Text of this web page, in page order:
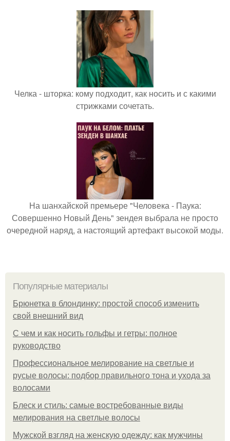
Челка - шторка: кому подходит, как носить и с какими
стрижками сочетать.
На шанхайской премьере "Человека - Паука:
Совершенно Новый День" зендея выбрала не просто
очередной наряд, а настоящий артефакт высокой моды.
Популярные материалы
Брюнетка в блондинку: простой способ изменить
свой внешний вид
С чем и как носить гольфы и гетры: полное
руководство
Профессиональное мелирование на светлые и
русые волосы: подбор правильного тона и ухода за
волосами
Блеск и стиль: самые востребованные виды
мелирования на светлые волосы
Мужской взгляд на женскую одежду: как мужчины